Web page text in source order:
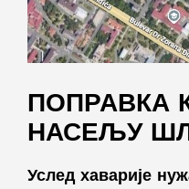
ПОПРАВКА
НАСЕЉУ
Услед хаварије